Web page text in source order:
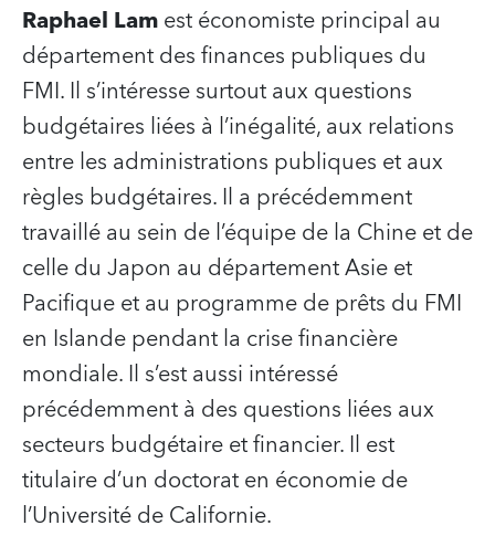
Raphael Lamest économiste principal au
département des finances publiques du
FMI. Il s’intéresse surtout aux questions
budgétaires liées à l’inégalité, aux relations
entre les administrations publiques et aux
règles budgétaires. Il a précédemment
travaillé au sein de l’équipe de la Chine et de
celle du Japon au département Asie et
Pacifique et au programme de prêts du FMI
en Islande pendant la crise financière
mondiale. Il s’est aussi intéressé
précédemment à des questions liées aux
secteurs budgétaire et financier. Il est
titulaire d’un doctorat en économie de
l’Université de Californie.